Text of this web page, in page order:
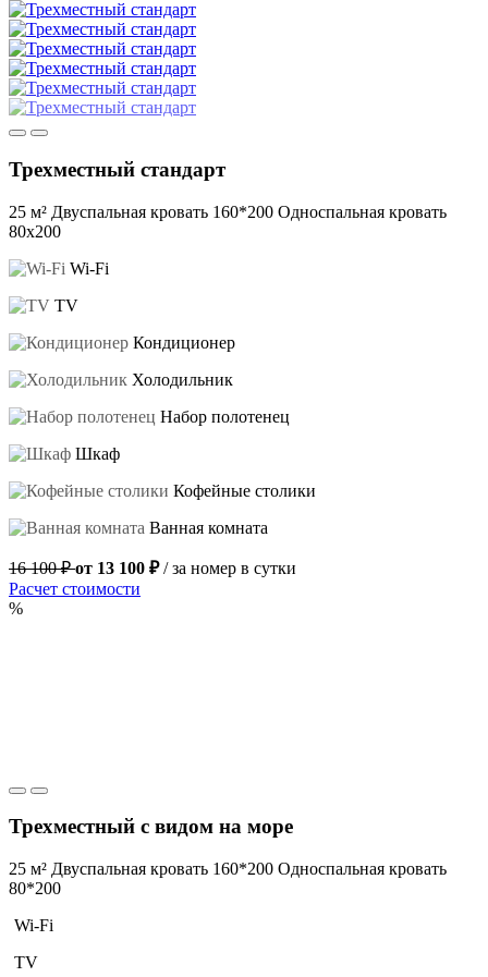
Трехместный стандарт
25 м² Двуспальная кровать 160*200 Односпальная кровать
80х200
Wi-Fi
TV
Кондиционер
Холодильник
Набор полотенец
Шкаф
Кофейные столики
Ванная комната
16 100 ₽от 13 100 ₽/ за номер в сутки
Расчет стоимости
%
Трехместный с видом на море
25 м² Двуспальная кровать 160*200 Односпальная кровать
80*200